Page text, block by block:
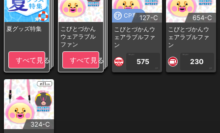
夏グッズ特集
すべて見る
こびとづかん
ウェアラブル
ファン
すべて見る
CP専用127-C
こびとづかんウ
ェアラブルファ
ン
1PLAY
575
CP
654-C
こびとづかんウ
ェアラブルファ
ン
1PLAY
230
CP
324-C